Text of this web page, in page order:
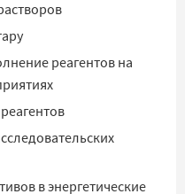
реагентов на
в энергетические